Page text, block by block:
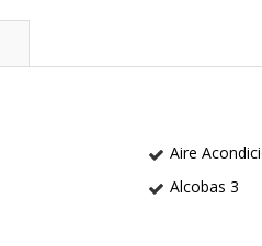
Aire
Alcobas 3